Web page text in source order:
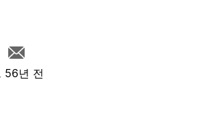
56년 전